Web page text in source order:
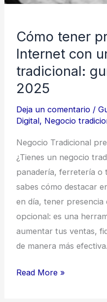
Cómo tener
Internet con
tradicional:
2025
Deja un comentario /
Digital, Negocio
Negocio Tradicional
¿Tienes un negocio
panadería, ferretería o
sabes cómo destacar
en día, tener
opcional: es una
aumentar tus ventas,
de manera más
Read More »